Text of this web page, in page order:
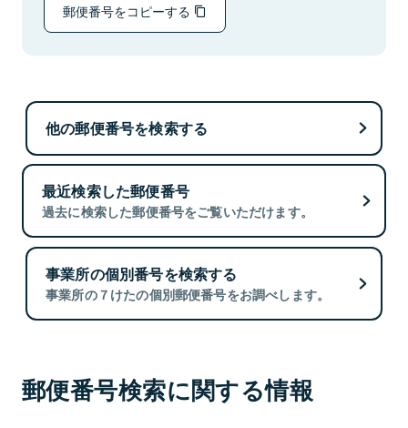
郵便番号をコピーする
他の郵便番号を検索する
最近検索した郵便番号
過去に検索した郵便番号をご覧いただけます。
事業所の個別番号を検索する
事業所の７けたの個別郵便番号をお調べします。
郵便番号検索に関する情報